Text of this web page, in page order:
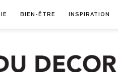
BIEN-ÊTRE INSPIRATION